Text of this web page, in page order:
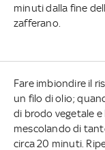
minuti dalla fine
zafferano.
Fare imbiondire il
un filo di olio;
di brodo vegetale
mescolando di
circa 20 minuti.